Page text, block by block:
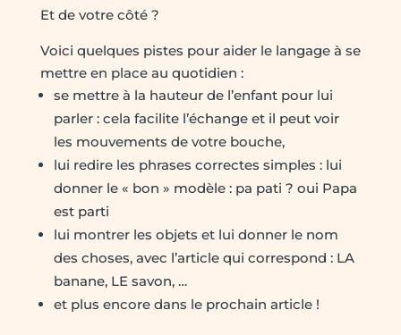
Et de votre côté ?
Voici quelques pistes pour aider le langage à se
mettre en place au quotidien :
se mettre à la hauteur de l’enfant pour lui
parler : cela facilite l’échange et il peut voir
les mouvements de votre bouche,
lui redire les phrases correctes simples : lui
donner le « bon » modèle : pa pati ? oui Papa
est parti
lui montrer les objets et lui donner le nom
des choses, avec l’article qui correspond : LA
banane, LE savon, …
et plus encore dans le prochain article !